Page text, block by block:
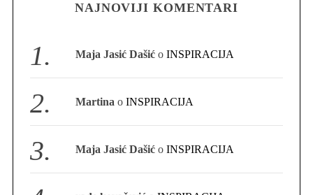
NAJNOVIJI KOMENTARI
Maja Jasić Dašić oINSPIRACIJA
Martina oINSPIRACIJA
Maja Jasić Dašić oINSPIRACIJA
f
: